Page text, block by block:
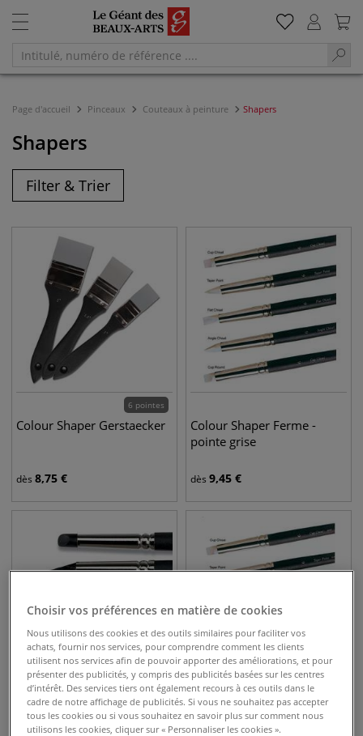
Page d'accueil Pinceaux Couteaux à peinture Shapers
Shapers
Filter & Trier
6 pointes
Colour Shaper Gerstaecker
dès 8,75 €
Colour Shaper Ferme -
pointe grise
dès 9,45 €
Colour shaper Dure - pointe
noire
Colour Shaper Souple -
pointe ivoire
Choisir vos préférences en matière de cookies
Nous utilisons des cookies et des outils similaires pour faciliter vos
achats, fournir nos services, pour comprendre comment les clients
utilisent nos services afin de pouvoir apporter des améliorations, et pour
présenter des publicités, y compris des publicités basées sur les centres
d’intérêt. Des services tiers ont également recours à ces outils dans le
cadre de notre affichage de publicités. Si vous ne souhaitez pas accepter
tous les cookies ou si vous souhaitez en savoir plus sur comment nous
utilisons les cookies, cliquer sur « Personnaliser les cookies ».